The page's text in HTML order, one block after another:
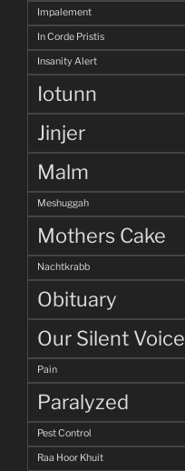
Impalement
In Corde Pristis
Insanity Alert
Iotunn
Jinjer
Malm
Meshuggah
Mothers Cake
Nachtkrabb
Obituary
Our Silent Voice
Pain
Paralyzed
Pest Control
Raa Hoor Khuit